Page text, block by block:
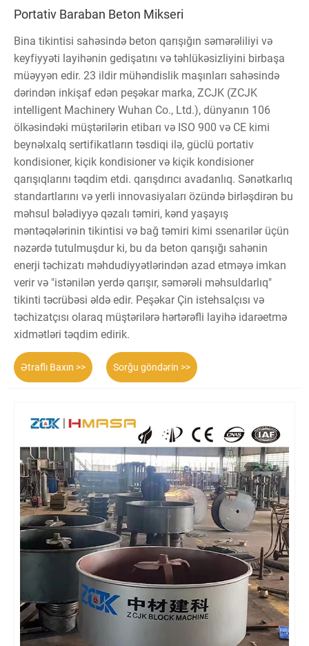
Portativ Baraban Beton Mikseri
Bina tikintisi sahəsində beton qarışığın səmərəliliyi və
keyfiyyəti layihənin gedişatını və təhlükəsizliyini birbaşa
müəyyən edir. 23 ildir mühəndislik maşınları sahəsində
dərindən inkişaf edən peşəkar marka, ZCJK (ZCJK
intelligent Machinery Wuhan Co., Ltd.), dünyanın 106
ölkəsindəki müştərilərin etibarı və ISO 900 və CE kimi
beynəlxalq sertifikatların təsdiqi ilə, güclü portativ
kondisioner, kiçik kondisioner və kiçik kondisioner
qarışıqlarını təqdim etdi. qarışdırıcı avadanlıq. Sənətkarlıq
standartlarını və yerli innovasiyaları özündə birləşdirən bu
məhsul bələdiyyə qəzalı təmiri, kənd yaşayış
məntəqələrinin tikintisi və bağ təmiri kimi ssenarilər üçün
nəzərdə tutulmuşdur ki, bu da beton qarışığı sahənin
enerji təchizatı məhdudiyyətlərindən azad etməyə imkan
verir və "istənilən yerdə qarışır, səmərəli məhsuldarlıq"
tikinti təcrübəsi əldə edir. Peşəkar Çin istehsalçısı və
təchizatçısı olaraq müştərilərə hərtərəfli layihə idarəetmə
xidmətləri təqdim edirik.
Ətraflı Baxın >> Sorğu göndərin >>